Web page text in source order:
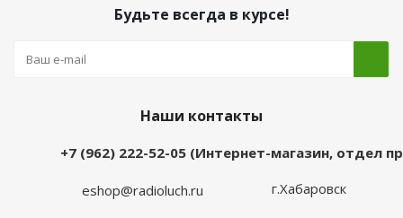
Будьте всегда в курсе!
Наши контакты
+7 (962) 222-52-05 (Интернет-магазин, отдел
eshop@radioluch.ru г.Хабаровск